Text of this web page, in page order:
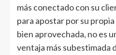
más conectado con su
para apostar por su
bien aprovechada, no es
ventaja más subestimada